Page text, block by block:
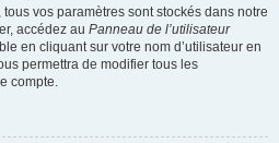
vos paramètres sont stockés dans notre
accédez au Panneau de l’utilisateur
en cliquant sur votre nom d’utilisateur en
permettra de modifier tous les
compte.